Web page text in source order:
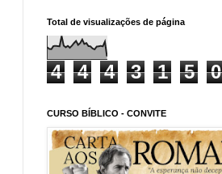
Total de visualizações de página
4 4 4 3 1 5 0
CURSO BÍBLICO - CONVITE